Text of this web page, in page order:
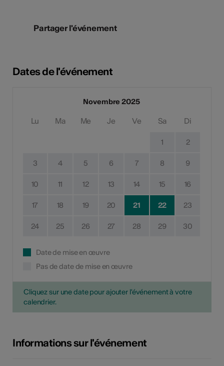
Partager l'événement
Dates de l'événement
Novembre 2025
Lu Ma Me Je Ve Sa Di
1 2
3 4 5 6 7 8 9
10 11 12 13 14 15 16
17 18 19 20 21 22 23
24 25 26 27 28 29 30
Date de mise en œuvre
Pas de date de mise en œuvre
Cliquez sur une date pour ajouter l'événement à votre
calendrier.
Informations sur l'événement